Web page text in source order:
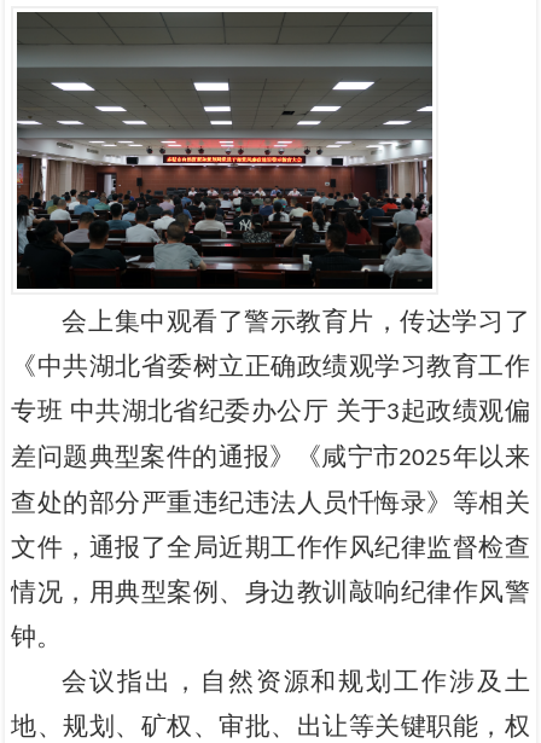
会上集中观看了警示教育片，传达学习了
《中共湖北省委树立正确政绩观学习教育工作
专班 中共湖北省纪委办公厅 关于3起政绩观偏
差问题典型案件的通报》《咸宁市2025年以来
查处的部分严重违纪违法人员忏悔录》等相关
文件，通报了全局近期工作作风纪律监督检查
情况，用典型案例、身边教训敲响纪律作风警
钟。
会议指出，自然资源和规划工作涉及土
地、规划、矿权、审批、出让等关键职能，权